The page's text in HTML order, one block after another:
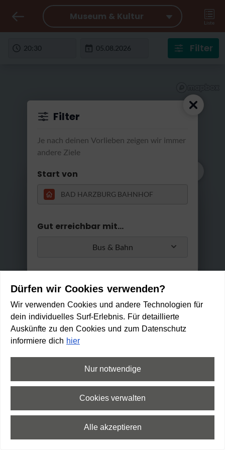
RatterRatter...
morgen früh
Heute ist es zu spät für einen Ausflug
Trotzdem für
Suche für
Museum & Kultur
Liste
Filter
Erlebniskino im BurgBergCent
3 min 3min
Filter
Je nach deinen Vorlieben zeigen wir immer
andere Ziele
Start von
Gut erreichbar mit...
Bus & Bahn
Umstiege
Max. 2 Umstiege
Min. / Max. Reisezeit
Anwenden
Vollbild
Dürfen wir Cookies verwenden?
Wir verwenden Cookies und andere Technologien für
dein individuelles Surf-Erlebnis. Für detaillierte
Auskünfte zu den Cookies und zum Datenschutz
informiere dich hier
Nur notwendige
Cookies verwalten
Alle akzeptieren